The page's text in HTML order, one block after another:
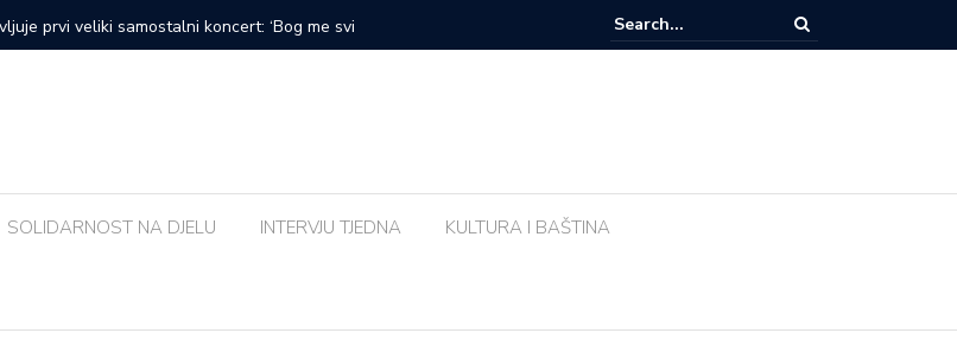
koncert: ‘Bog me svih ovih godina
Zalijevate li biljke ujutro u pravo vrijeme? Ova greška tijekom vrućina uništava
SOLIDARNOST NA DJELU INTERVJU TJEDNA KULTURA I BAŠTINA